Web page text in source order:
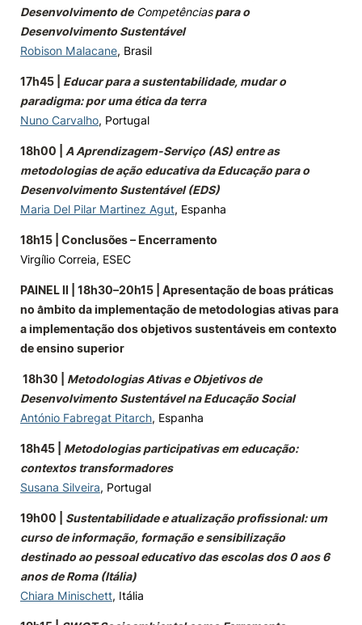
Desenvolvimento deCompetênciaspara o
Desenvolvimento Sustentável
Robison Malacane, Brasil
17h45 | Educar para a sustentabilidade, mudar o
paradigma: por uma ética da terra
Nuno Carvalho, Portugal
18h00 | A Aprendizagem-Serviço (AS) entre as
metodologias de ação educativa da Educação para o
Desenvolvimento Sustentável (EDS)
Maria Del Pilar Martinez Agut, Espanha
18h15 | Conclusões – Encerramento
Virgílio Correia, ESEC
PAINEL II | 18h30–20h15 | Apresentação de boas práticas
no âmbito da implementação de metodologias ativas para
a implementação dos objetivos sustentáveis em contexto
de ensino superior
18h30 | Metodologias Ativas e Objetivos de
Desenvolvimento Sustentável na Educação Social
António Fabregat Pitarch, Espanha
18h45 | Metodologias participativas em educação:
contextos transformadores
Susana Silveira, Portugal
19h00 | Sustentabilidade e atualização profissional: um
curso de informação, formação e sensibilização
destinado ao pessoal educativo das escolas dos 0 aos 6
anos de Roma (Itália)
Chiara Minischett, Itália